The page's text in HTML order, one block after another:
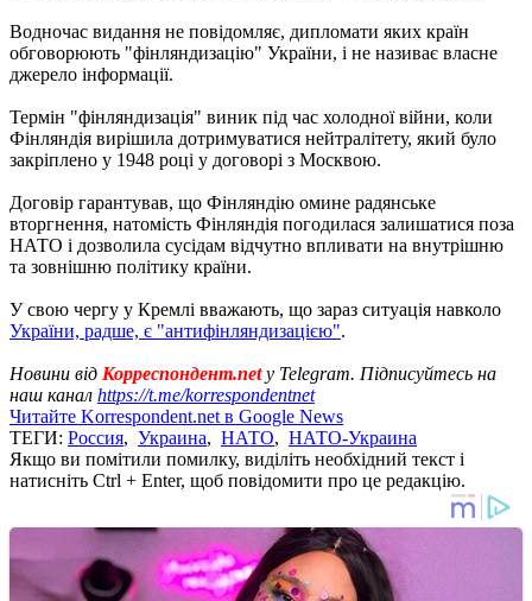
Водночас видання не повідомляє, дипломати яких країн
обговорюють "фінляндизацію" України, і не називає власне
джерело інформації.
Термін "фінляндизація" виник під час холодної війни, коли
Фінляндія вирішила дотримуватися нейтралітету, який було
закріплено у 1948 році у договорі з Москвою.
Договір гарантував, що Фінляндію омине радянське
вторгнення, натомість Фінляндія погодилася залишатися поза
НАТО і дозволила сусідам відчутно впливати на внутрішню
та зовнішню політику країни.
У свою чергу у Кремлі вважають, що зараз ситуація навколо
України, радше, є "антифінляндизацією".
Новини від Корреспондент.netу Telegram. Підписуйтесь на
наш канал https://t.me/korrespondentnet
Читайте Korrespondent.net в Google News
ТЕГИ: Россия, Украина, НАТО, НАТО-Украина
Якщо ви помітили помилку, виділіть необхідний текст і
натисніть Ctrl + Enter, щоб повідомити про це редакцію.